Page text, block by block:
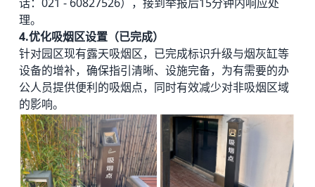
理。
4.优化吸烟区设置（已完成）
针对园区现有露天吸烟区，已完成标识升级与烟灰缸等
设备的增补，确保指引清晰、设施完备，为有需要的办
公人员提供便利的吸烟点，同时有效减少对非吸烟区域
的影响。